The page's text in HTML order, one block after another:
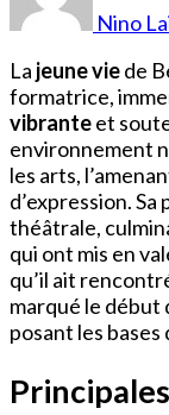
Nino
La jeune viede
formatrice,
vibranteet
environnement
les arts,
d’expression.
théâtrale,
qui ont mis en
qu’il ait
marqué le début
posant les